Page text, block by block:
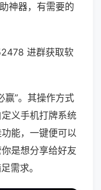
神器，有需要的
进群获取软
赢”。其操作方式
义手机打牌系统
能，一键便可以
是想分享给好友
需求。